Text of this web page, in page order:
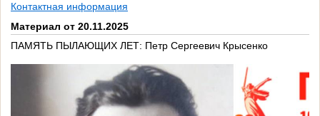
Контактная информация
Материал от 20.11.2025
ПАМЯТЬ ПЫЛАЮЩИХ ЛЕТ: Петр Сергеевич Крысенко